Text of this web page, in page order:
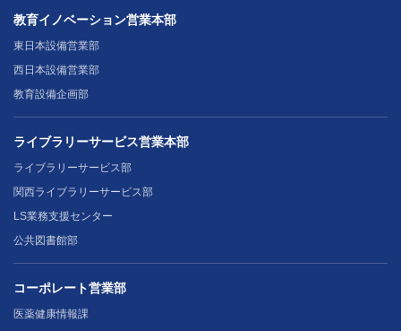
教育イノベーション営業本部
東日本設備営業部
西日本設備営業部
教育設備企画部
ライブラリーサービス営業本部
ライブラリーサービス部
関西ライブラリーサービス部
LS業務支援センター
公共図書館部
コーポレート営業部
医薬健康情報課